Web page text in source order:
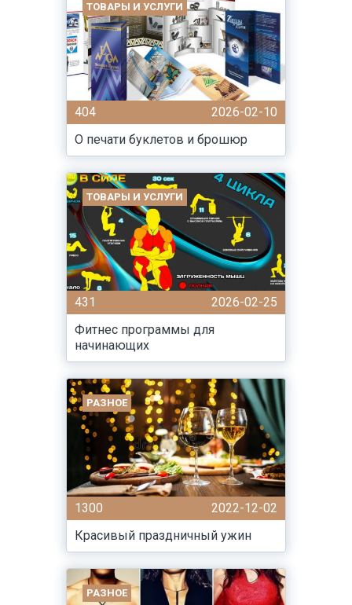
ТОВАРЫ И УСЛУГИ
404
2026-02-10
О печати буклетов и брошюр
ТОВАРЫ И УСЛУГИ
431
2026-02-25
Фитнес программы для
начинающих
РАЗНОЕ
1300
2022-12-02
Красивый праздничный ужин
РАЗНОЕ